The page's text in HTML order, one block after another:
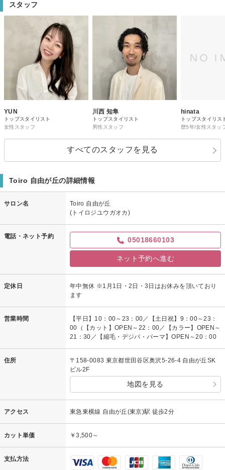
スタッフ
YUN
トップスタイリスト
女性スタッフ
川西 知隼
トップスタイリスト
男性スタッフ
hinata
トップスタイリス
歴5年/女性スタッ
すべてのスタッフを見る
Toiro 自由が丘の詳細情報
サロン名
Toiro 自由が丘
(トイロジユウガオカ)
電話・ネット予約 05018660103
ネット予約へ進む
定休日
年中無休 ※1月1日・2日・3日はお休みを頂いており
ます
営業時間
【平日】10：00～23：00／【土日祝】9：00～23：
00（【カット】OPEN～22：00／【カラー】OPEN～
21：30／【縮毛・デジパ・パーマ】OPEN～20：00
住所
〒158-0083 東京都世田谷区奥沢5-26-4 自由が丘SK
ビル2F
地図を見る
アクセス 東急東横線 自由が丘(東京)駅 徒歩2分
カット単価 ￥3,500～
支払方法